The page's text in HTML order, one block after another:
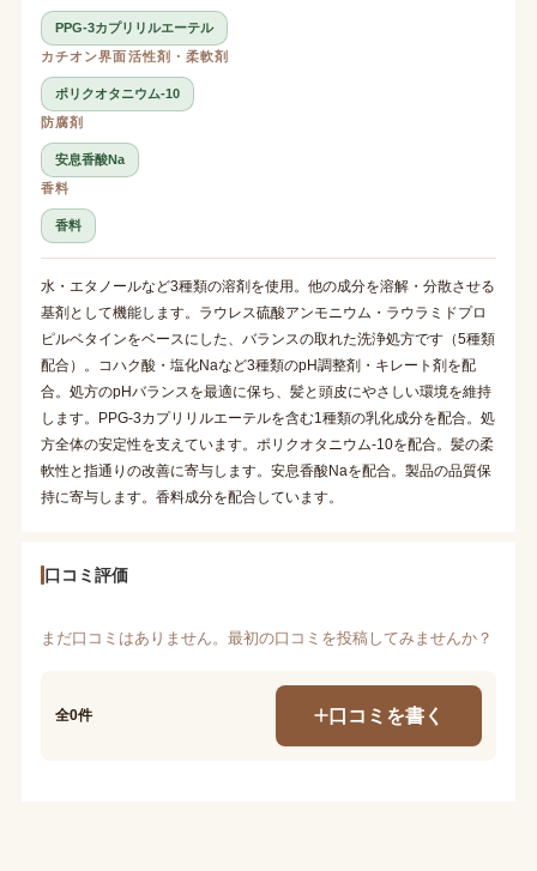
PPG-3カプリリルエーテル
カチオン界面活性剤・柔軟剤
ポリクオタニウム-10
防腐剤
安息香酸Na
香料
香料
水・エタノールなど3種類の溶剤を使用。他の成分を溶解・分散させる
基剤として機能します。ラウレス硫酸アンモニウム・ラウラミドプロ
ピルベタインをベースにした、バランスの取れた洗浄処方です（5種類
配合）。コハク酸・塩化Naなど3種類のpH調整剤・キレート剤を配
合。処方のpHバランスを最適に保ち、髪と頭皮にやさしい環境を維持
します。PPG-3カプリリルエーテルを含む1種類の乳化成分を配合。処
方全体の安定性を支えています。ポリクオタニウム-10を配合。髪の柔
軟性と指通りの改善に寄与します。安息香酸Naを配合。製品の品質保
持に寄与します。香料成分を配合しています。
口コミ評価
まだ口コミはありません。最初の口コミを投稿してみませんか？
全0件 口コミを書く